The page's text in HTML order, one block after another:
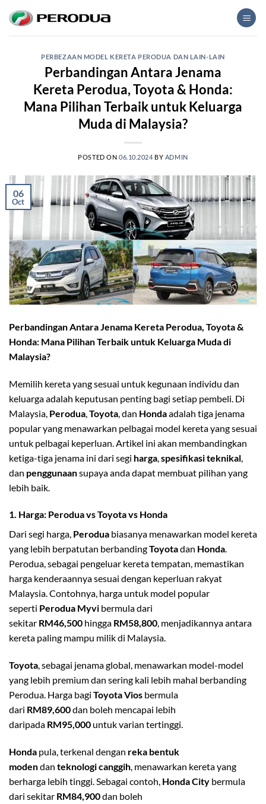
content
PERBEZAAN MODEL KERETA PERODUA DAN LAIN-LAIN
Perbandingan Antara Jenama
Kereta Perodua, Toyota & Honda:
Mana Pilihan Terbaik untuk Keluarga
Muda di Malaysia?
POSTED ON 06.10.2024 BY ADMIN
06
Oct
Perbandingan Antara Jenama Kereta Perodua, Toyota &
Honda: Mana Pilihan Terbaik untuk Keluarga Muda di
Malaysia?
Memilih kereta yang sesuai untuk kegunaan individu dan
keluarga adalah keputusan penting bagi setiap pembeli. Di
Malaysia, Perodua Toyota , dan Hondaadalah tiga jenama
popular yang menawarkan pelbagai model kereta yang sesuai
untuk pelbagai keperluan. Artikel ini akan membandingkan
ketiga-tiga jenama ini dari segi harga spesifikasi teknikal
dan penggunaansupaya anda dapat membuat pilihan yang
lebih baik.
1. Harga: Perodua vs Toyota vs Honda
Dari segi harga, Perodua biasanya menawarkan model kereta
yang lebih berpatutan berbandingToyotadan Honda.
Perodua, sebagai pengeluar kereta tempatan, memastikan
harga kenderaannya sesuai dengan keperluan rakyat
Malaysia. Contohnya, harga untuk model popular
seperti Perodua Myvi bermula dari
sekitar RM46,500 hingga RM58,800, menjadikannya antara
kereta paling mampu milik di Malaysia.
Toyota, sebagai jenama global, menawarkan model-model
yang lebih premium dan sering kali lebih mahal berbanding
Perodua. Harga bagi Toyota Vios bermula
dari RM89,600dan boleh mencapai lebih
daripada RM95,000 untuk varian tertinggi.
Honda pula, terkenal dengan reka bentuk
modendan teknologi canggih, menawarkan kereta yang
berharga lebih tinggi. Sebagai contoh, Honda City bermula
dari sekitar RM84,900dan boleh